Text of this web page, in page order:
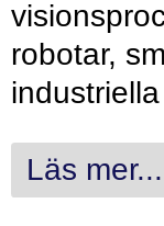
robotar,
Läs mer...